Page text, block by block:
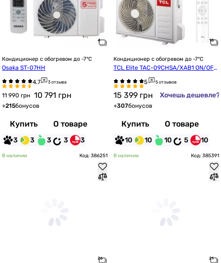
Кондиционер с обогревом до -7°C
Osaka ST-07HH
3 отзыва
11 990 грн 10 791 грн
+215бонусов
Купить О товаре
3 3 3 3 3
Кондиционер с обогревом до -7°C
TCL Elite TAC-09CHSA/XAB1 ON/OFF
R32 WI-FI Ready
5 отзывов
15 399 грн Хочешь дешевле?
+307бонусов
Купить О товаре
10 10 10 5 10
В наличии Код: 386251 В наличии Код: 385391